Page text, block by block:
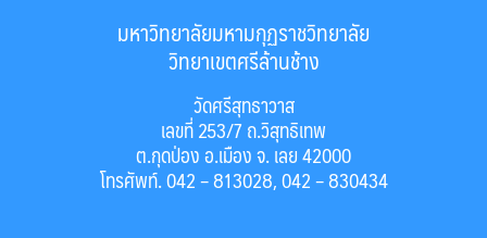
มหาวิทยาลัยมหามกุฏราชวิทยาลัย
วิทยาเขตศรีล้านช้าง
วัดศรีสุทธาวาส
เลขที่ 253/7 ถ.วิสุทธิเทพ
ต.กุดป่อง อ.เมือง จ. เลย 42000
โทรศัพท์. 042 – 813028, 042 – 830434